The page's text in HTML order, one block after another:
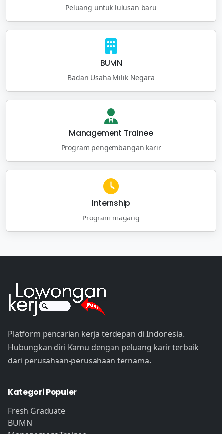
Peluang untuk lulusan baru
BUMN
Badan Usaha Milik Negara
Management Trainee
Program pengembangan karir
Internship
Program magang
Platform pencarian kerja terdepan di Indonesia.
Hubungkan diri Kamu dengan peluang karir terbaik
dari perusahaan-perusahaan ternama.
Kategori Populer
Fresh Graduate
BUMN